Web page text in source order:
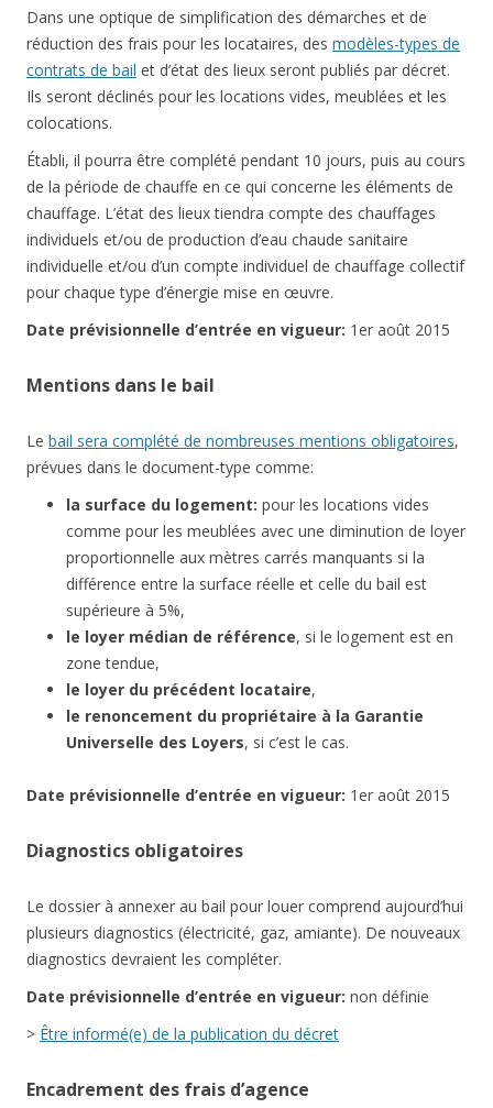
Dans une optique de simplification des démarches et de
réduction des frais pour les locataires, des modèles-types de
contrats de bail et d’état des lieux seront publiés par décret.
Ils seront déclinés pour les locations vides, meublées et les
colocations.
Établi, il pourra être complété pendant 10 jours, puis au cours
de la période de chauffe en ce qui concerne les éléments de
chauffage. L’état des lieux tiendra compte des chauffages
individuels et/ou de production d’eau chaude sanitaire
individuelle et/ou d’un compte individuel de chauffage collectif
pour chaque type d’énergie mise en œuvre.
Date prévisionnelle d’entrée en vigueur: 1er août 2015
Mentions dans le bail
Le bail sera complété de nombreuses mentions obligatoires,
prévues dans le document-type comme:
la surface du logement: pour les locations vides
comme pour les meublées avec une diminution de loyer
proportionnelle aux mètres carrés manquants si la
différence entre la surface réelle et celle du bail est
supérieure à 5%,
le loyer médian de référence, si le logement est en
zone tendue,
le loyer du précédent locataire,
le renoncement du propriétaire à la Garantie
Universelle des Loyers, si c’est le cas.
Date prévisionnelle d’entrée en vigueur: 1er août 2015
Diagnostics obligatoires
Le dossier à annexer au bail pour louer comprend aujourd’hui
plusieurs diagnostics (électricité, gaz, amiante). De nouveaux
diagnostics devraient les compléter.
Date prévisionnelle d’entrée en vigueur: non définie
> Être informé(e) de la publication du décret
Encadrement des frais d’agence